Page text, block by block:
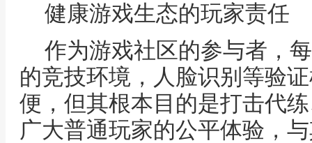
健康游戏生态的玩家责任
作为游戏社区的参与者，
的竞技环境，人脸识别等验
便，但其根本目的是打击代
广大普通玩家的公平体验，